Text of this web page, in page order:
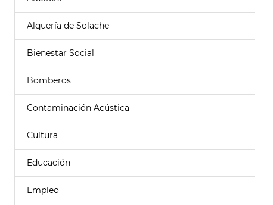
Alquería de Solache
Bienestar Social
Bomberos
Contaminación Acústica
Cultura
Educación
Empleo